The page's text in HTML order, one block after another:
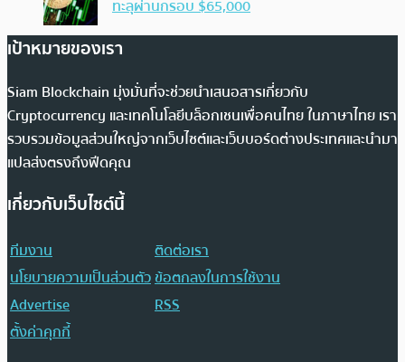
ทะลุผ่านกรอบ $65,000
เป้าหมายของเรา
Siam Blockchain มุ่งมั่นที่จะช่วยนำเสนอสารเกี่ยวกับ
Cryptocurrency และเทคโนโลยีบล็อกเชนเพื่อคนไทย ในภาษาไทย เรา
รวบรวมข้อมูลส่วนใหญ่จากเว็บไซต์และเว็บบอร์ดต่างประเทศและนำมา
แปลส่งตรงถึงฟีดคุณ
เกี่ยวกับเว็บไซต์นี้
ทีมงาน
ติดต่อเรา
นโยบายความเป็นส่วนตัวข้อตกลงในการใช้งาน
Advertise
RSS
ตั้งค่าคุกกี้